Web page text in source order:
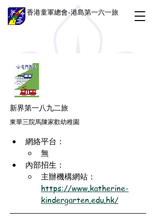
香港童軍總會-港島第一六一旅
新界第一八九二旅
東華三院馬陳家歡幼稚園
網絡平台：
無
內部招生：
主辦機構網站：
https://www.katherine-
kindergarten.edu.hk/